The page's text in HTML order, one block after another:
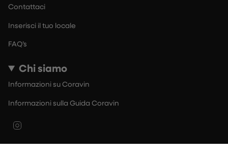
Contattaci
Inserisci il tuo locale
FAQ’s
Chi siamo
Informazioni su Coravin
Informazioni sulla Guida Coravin